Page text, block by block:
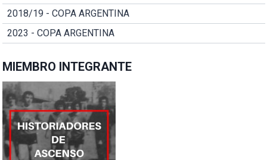
2018/19 - COPA ARGENTINA
2023 - COPA ARGENTINA
MIEMBRO INTEGRANTE